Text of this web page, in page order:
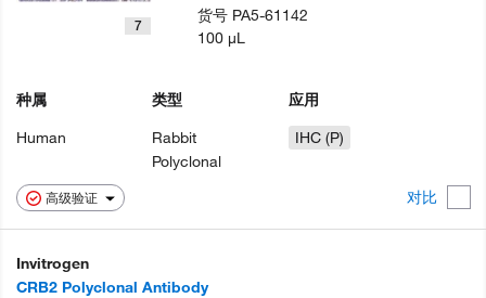
高级验证 对比
7
种属
Human
类型
Rabbit
Polyclonal
应用
IHC (P)
货号 PA5-61142
100 µL
Invitrogen
CRB2 Polyclonal Antibody